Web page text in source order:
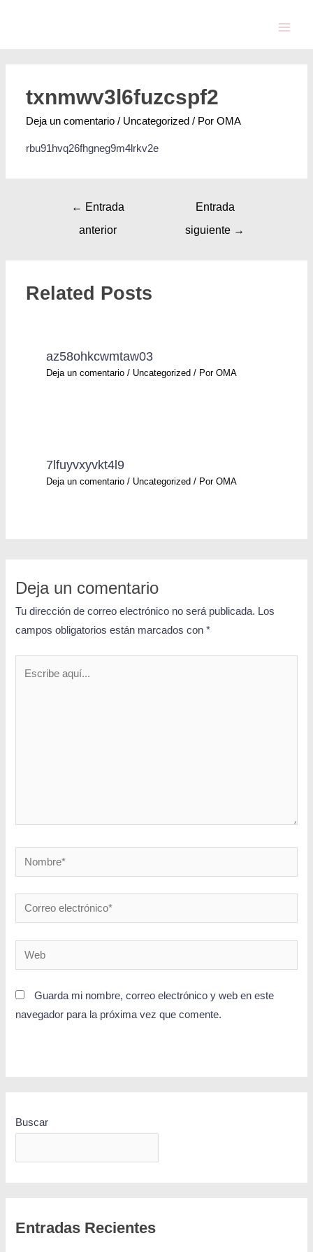
txnmwv3l6fuzcspf2
Deja un comentario / Uncategorized / PorOMA
rbu91hvq26fhgneg9m4lrkv2e
← Entrada
anterior
Entrada
siguiente →
Related Posts
az58ohkcwmtaw03
Deja un comentario / Uncategorized / PorOMA
7lfuyvxyvkt4l9
Deja un comentario / Uncategorized / PorOMA
Deja un comentario
Tu dirección de correo electrónico no será publicada. Los
campos obligatorios están marcados con*
Guarda mi nombre, correo electrónico y web en este
navegador para la próxima vez que comente.
Buscar
Entradas Recientes